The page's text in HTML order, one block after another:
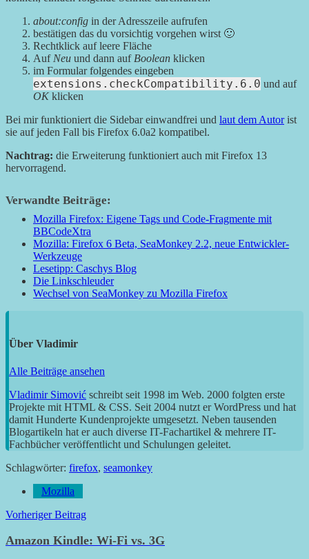
about:config in der Adresszeile aufrufen
bestätigen das du vorsichtig vorgehen wirst 🙂
Rechtklick auf leere Fläche
Auf Neu und dann auf Boolean klicken
im Formular folgendes eingeben
extensions.checkCompatibility.6.0 und auf
OKklicken
Bei mir funktioniert die Sidebar einwandfrei und laut dem Autorist
sie auf jeden Fall bis Firefox 6.0a2 kompatibel.
Nachtrag: die Erweiterung funktioniert auch mit Firefox 13
hervorragend.
Verwandte Beiträge:
Mozilla Firefox: Eigene Tags und Code-Fragmente mit
BBCodeXtra
Mozilla: Firefox 6 Beta, SeaMonkey 2.2, neue Entwickler-
Werkzeuge
Lesetipp: Caschys Blog
Die Linkschleuder
Wechsel von SeaMonkey zu Mozilla Firefox
Über Vladimir
Alle Beiträge ansehen
Vladimir Simović schreibt seit 1998 im Web. 2000 folgten erste
Projekte mit HTML & CSS. Seit 2004 nutzt er WordPress und hat
damit Hunderte Kundenprojekte umgesetzt. Neben tausenden
Blogartikeln hat er auch diverse IT-Fachartikel & mehrere IT-
Fachbücher veröffentlicht und Schulungen geleitet.
Schlagwörter: firefox, seamonkey
Mozilla
Beitragsnavigation
Vorheriger Beitrag
Amazon Kindle: Wi-Fi vs. 3G